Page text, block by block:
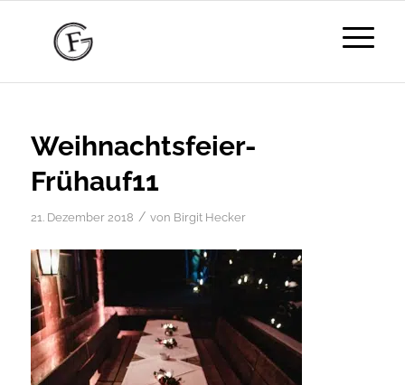
Weihnachtsfeier-
Frühauf11
21. Dezember 2018 / von Birgit Hecker